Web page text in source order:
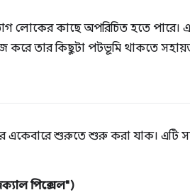
লোকের কাছে অপরিচিত হতে
করে তার কিছুটা পটভূমি থাকতে
একেবারে শুরুতে শুরু করা যাক। এটি
পিক্সেল")